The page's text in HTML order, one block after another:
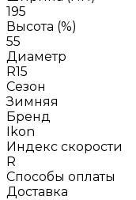
195
Высота (%)
55
Диаметр
R15
Сезон
Зимняя
Бренд
Ikon
Индекс скорости
R
Способы оплаты
Доставка